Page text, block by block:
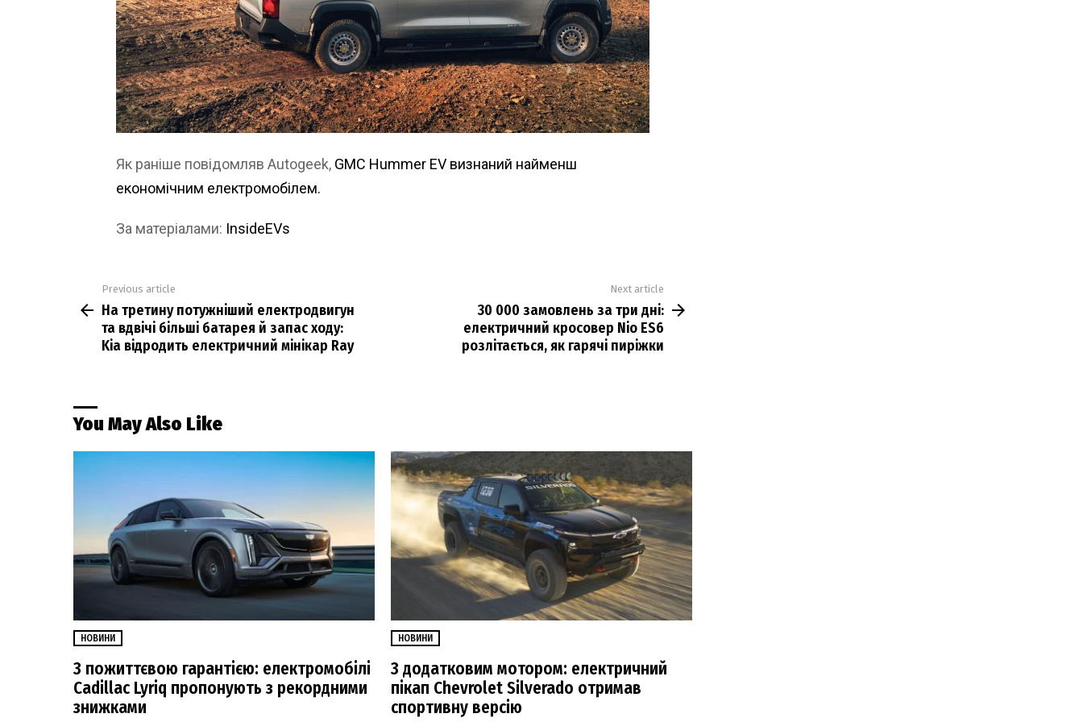
Як раніше повідомляв Autogeek, GMC Hummer EV визнаний найменш
економічним електромобілем.
За матеріалами: InsideEVs
more
Previous article
На третину потужніший електродвигун
та вдвічі більші батарея й запас ходу:
Kia відродить електричний мінікар Ray
Next article
30 000 замовлень за три дні:
електричний кросовер Nio ES6
розлітається, як гарячі пиріжки
You May Also Like
НОВИНИ
З пожиттєвою гарантією: електромобілі
Cadillac Lyriq пропонують з рекордними
знижками
НОВИНИ
З додатковим мотором: електричний
пікап Chevrolet Silverado отримав
спортивну версію